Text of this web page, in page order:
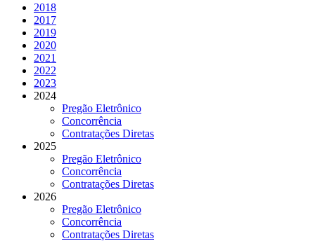
2018
2017
2019
2020
2021
2022
2023
2024
Pregão Eletrônico
Concorrência
Contratações Diretas
2025
Pregão Eletrônico
Concorrência
Contratações Diretas
2026
Pregão Eletrônico
Concorrência
Contratações Diretas